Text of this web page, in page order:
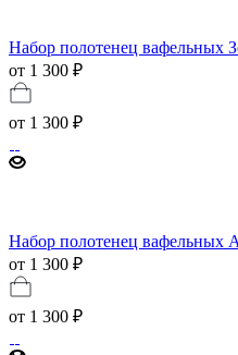
Набор полотенец вафельных
от 1 300 ₽
от 1 300 ₽
Набор полотенец вафельных
от 1 300 ₽
от 1 300 ₽